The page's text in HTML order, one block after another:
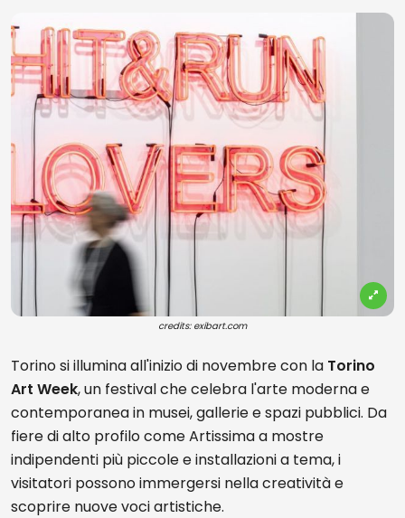
credits: exibart.com
Torino si illumina all'inizio di novembre con la Torino
Art Week, un festival che celebra l'arte moderna e
contemporanea in musei, gallerie e spazi pubblici. Da
fiere di alto profilo come Artissima a mostre
indipendenti più piccole e installazioni a tema, i
visitatori possono immergersi nella creatività e
scoprire nuove voci artistiche.